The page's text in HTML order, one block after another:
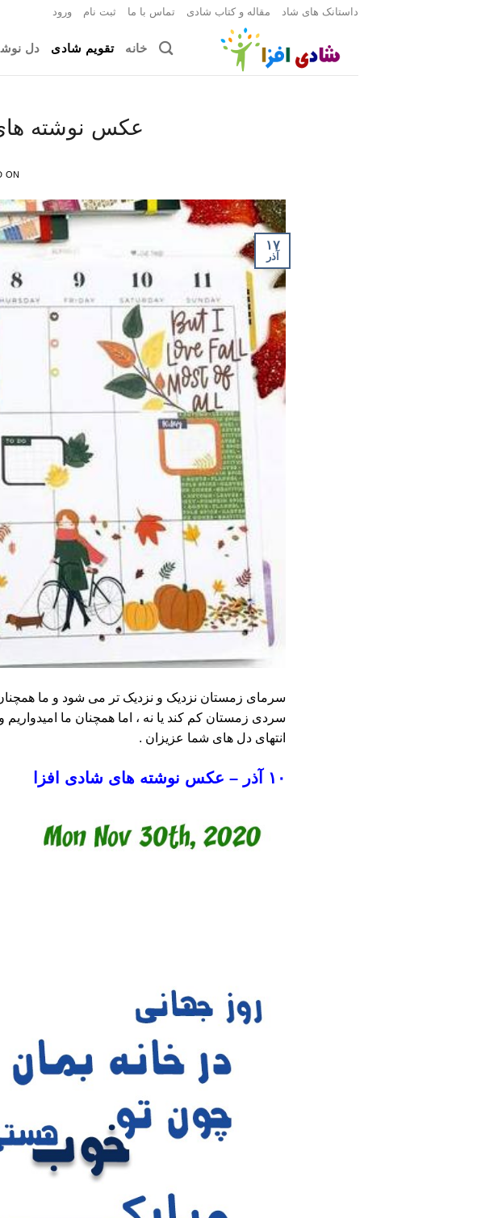
داستانک های شاد مقاله و کتاب شادی تماس با ما ثبت نام ورود
خانه تقویم شادی دل
عکس نوشته های شادی
ON
۱۷
آذر
سرمای زمستان نزدیک و نزدیک تر می شود و ما
سردی زمستان کم کند یا نه ، اما همچنان ما
انتهای دل های شما عزیزان .
۱۰ آذر – عکس نوشته های شادی افزا